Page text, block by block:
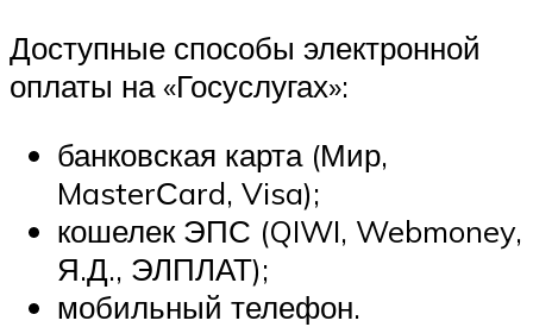
Доступные способы электронной
оплаты на «Госуслугах»:
банковская карта (Мир,
MasterСard, Visa);
кошелек ЭПС (QIWI, Webmoney,
Я.Д., ЭЛПЛАТ);
мобильный телефон.